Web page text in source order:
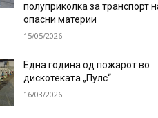
полуприколка за транспорт
опасни материи
15/05/2026
Една година од пожарот во
дискотеката „Пулс“
16/03/2026